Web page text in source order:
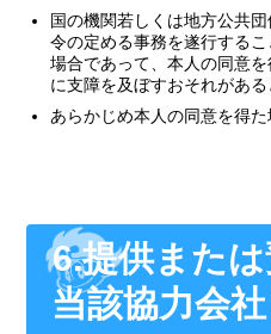
国の機関若しくは地方公共
令の定める事務を遂行する
場合であって、本人の同意
に支障を及ぼすおそれがある
あらかじめ本人の同意を得た
6.提供また
当該協力会